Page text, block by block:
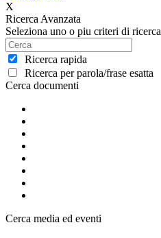
X
Ricerca Avanzata
Seleziona uno o piu criteri di ricerca
Ricerca rapida
Ricerca per parola/frase esatta
Cerca documenti
Cerca media ed eventi